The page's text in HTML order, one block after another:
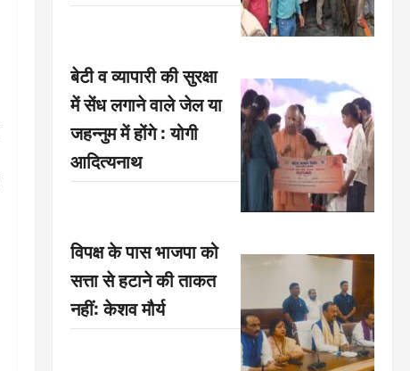
बेटी व व्यापारी की सुरक्षा
में सेंध लगाने वाले जेल या
जहन्नुम में होंगे : योगी
आदित्यनाथ
विपक्ष के पास भाजपा को
सत्ता से हटाने की ताकत
नहीं: केशव मौर्य